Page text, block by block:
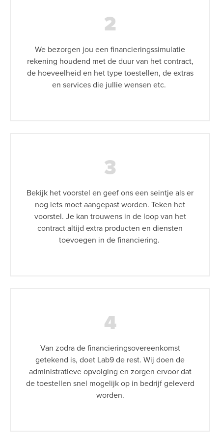
2
We bezorgen jou een financieringssimulatie
rekening houdend met de duur van het contract,
de hoeveelheid en het type toestellen, de extras
en services die jullie wensen etc.
3
Bekijk het voorstel en geef ons een seintje als er
nog iets moet aangepast worden. Teken het
voorstel. Je kan trouwens in de loop van het
contract altijd extra producten en diensten
toevoegen in de financiering.
4
Van zodra de financieringsovereenkomst
getekend is, doet Lab9 de rest. Wij doen de
administratieve opvolging en zorgen ervoor dat
de toestellen snel mogelijk op in bedrijf geleverd
worden.